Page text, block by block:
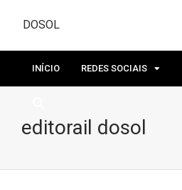
DOSOL
INÍCIO REDES SOCIAIS
editorail dosol